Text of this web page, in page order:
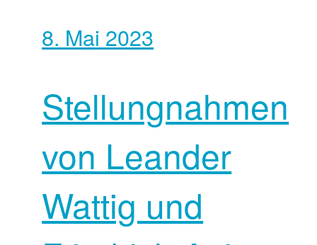
8. Mai 2023
Stellungnahmen
von Leander
Wattig und